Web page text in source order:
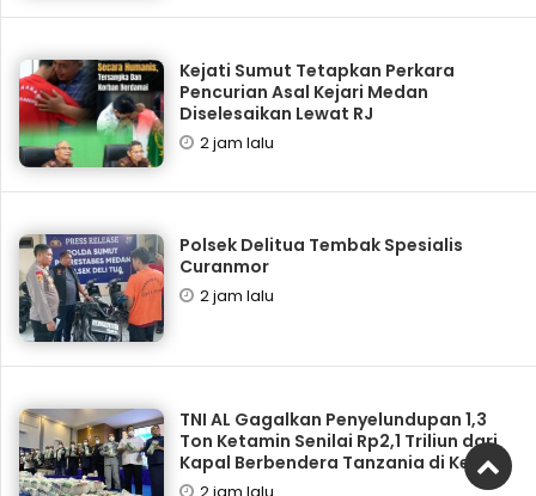
Kejati Sumut Tetapkan Perkara
Pencurian Asal Kejari Medan
Diselesaikan Lewat RJ
2 jam lalu
Polsek Delitua Tembak Spesialis
Curanmor
2 jam lalu
TNI AL Gagalkan Penyelundupan 1,3
Ton Ketamin Senilai Rp2,1 Triliun dari
Kapal Berbendera Tanzania di Kepri
2 jam lalu